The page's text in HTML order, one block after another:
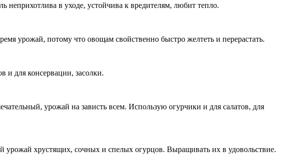
в уходе, устойчива к вредителям, любит тепло.
урожай, потому что овощам свойственно быстро желтеть и перерастать.
и для консервации, засолки.
урожай на зависть всем. Использую огурчики и для салатов, для
хрустящих, сочных и спелых огурцов. Выращивать их в удовольствие.